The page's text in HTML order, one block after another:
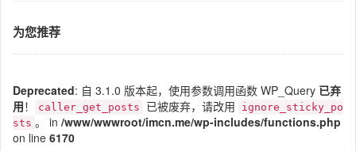
为您推荐
Deprecated: 自 3.1.0 版本起，使用参数调用函数 WP_Query 已弃
用！ caller_get_posts 已被废弃，请改用
ignore_sticky_po
sts 。 in /www/wwwroot/imcn.me/wp-includes/functions.php
on line 6170